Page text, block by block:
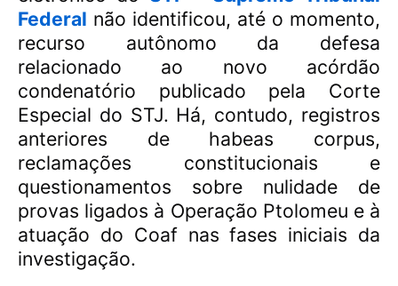
Federal não identificou, até o momento,
recurso autônomo da defesa
relacionado ao novo acórdão
condenatório publicado pela Corte
Especial do STJ. Há, contudo, registros
anteriores de habeas corpus,
reclamações constitucionais e
questionamentos sobre nulidade de
provas ligados à Operação Ptolomeu e à
atuação do Coaf nas fases iniciais da
investigação.